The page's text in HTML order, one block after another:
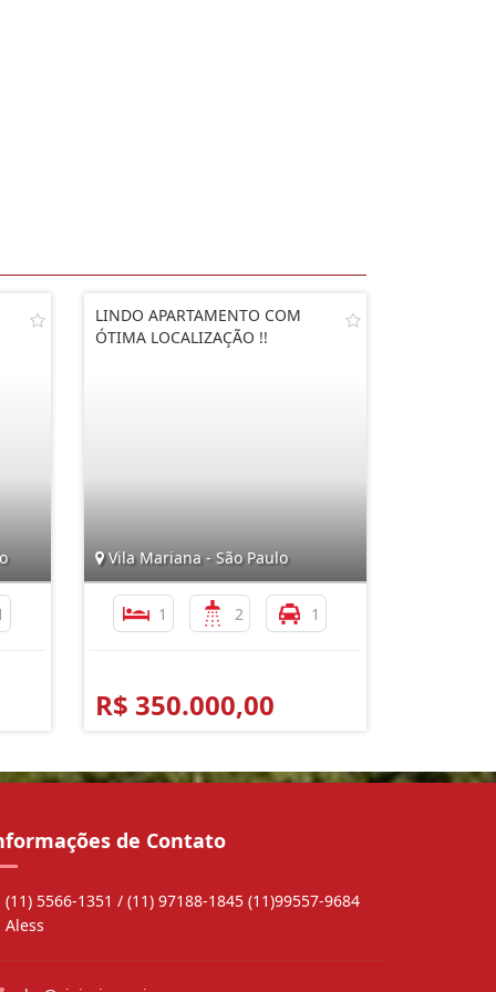
LINDO APARTAMENTO COM
ÓTIMA LOCALIZAÇÃO !!
Vila Mariana - São Paulo
1 2 1
R$ 350.000,00
de Contato
(11) 5566-1351 / (11) 97188-1845 (11)99557-9684
Aless